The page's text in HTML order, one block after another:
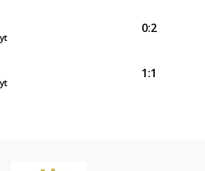
0:2
1:1